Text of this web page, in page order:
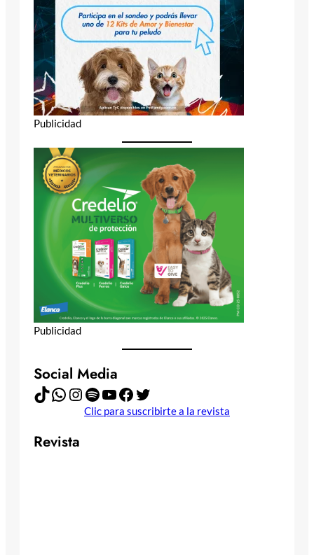
Publicidad
Publicidad
Social Media
TikTok WhatsApp Instagram Spotify YouTube Facebook Twitter
Clic para suscribirte a la revista
Revista